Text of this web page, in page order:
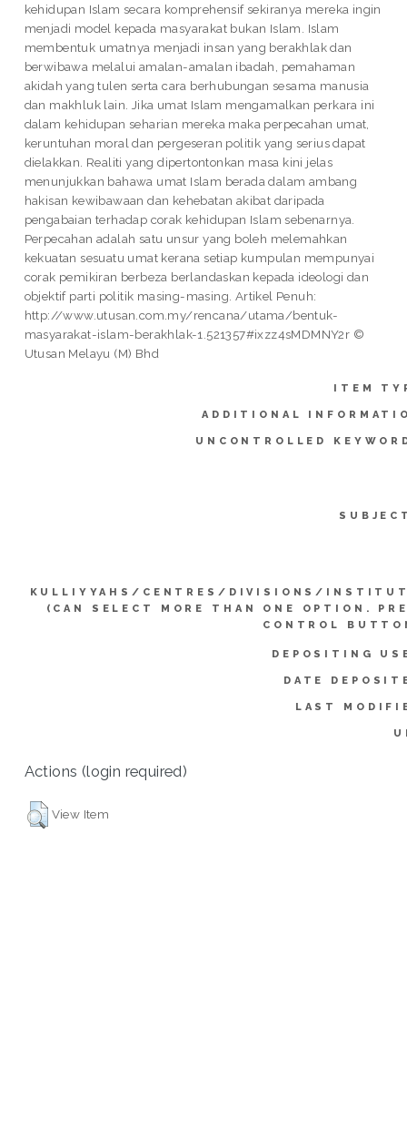
kehidupan Islam secara komprehensif sekiranya mereka ingin
menjadi model kepada masyarakat bukan Islam. Islam
membentuk umatnya menjadi insan yang berakhlak dan
berwibawa melalui amalan-amalan ibadah, pemahaman
akidah yang tulen serta cara berhubungan sesama manusia
dan makhluk lain. Jika umat Islam mengamalkan perkara ini
dalam kehidupan seharian mereka maka perpecahan umat,
keruntuhan moral dan pergeseran politik yang serius dapat
dielakkan. Realiti yang dipertontonkan masa kini jelas
menunjukkan bahawa umat Islam berada dalam ambang
hakisan kewibawaan dan kehebatan akibat daripada
pengabaian terhadap corak kehidupan Islam sebenarnya.
Perpecahan adalah satu unsur yang boleh melemahkan
kekuatan sesuatu umat kerana setiap kumpulan mempunyai
corak pemikiran berbeza berlandaskan kepada ideologi dan
objektif parti politik masing-masing. Artikel Penuh:
http://www.utusan.com.my/rencana/utama/bentuk-
masyarakat-islam-berakhlak-1.521357#ixzz4sMDMNY2r ©
Utusan Melayu (M) Bhd
ITEM
ADDITIONAL
UNCONTROLLED
KULLIYYAHS/CENTRES/DIVISIONS/
(CAN SELECT MORE THAN ONE OPTION.
CONTROL
DEPOSITING
DATE
LAST
Actions (login required)
View Item